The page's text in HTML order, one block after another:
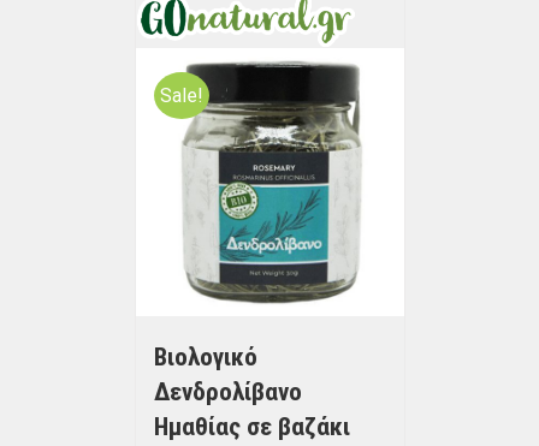
Sale!
Βιολογικό
Δενδρολίβανο
Ημαθίας σε βαζάκι